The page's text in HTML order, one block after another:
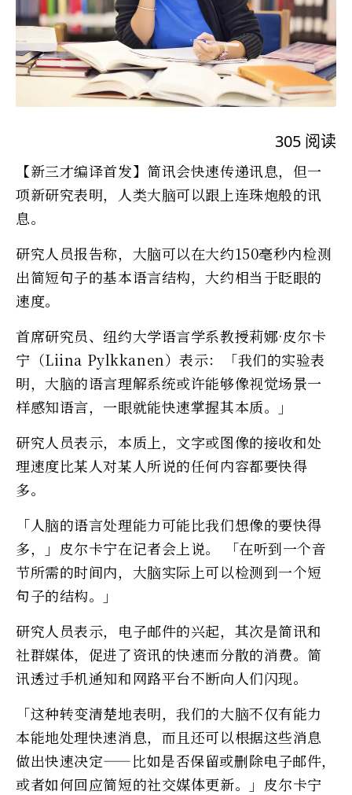
305 阅读
【新三才编译首发】简讯会快速传递讯息，但一
项新研究表明，人类大脑可以跟上连珠炮般的讯
息。
研究人员报告称，大脑可以在大约150毫秒内检测
出简短句子的基本语言结构，大约相当于眨眼的
速度。
首席研究员、纽约大学语言学系教授莉娜·皮尔卡
宁（Liina Pylkkanen）表示：「我们的实验表
明，大脑的语言理解系统或许能够像视觉场景一
样感知语言，一眼就能快速掌握其本质。」
研究人员表示，本质上，文字或图像的接收和处
理速度比某人对某人所说的任何内容都要快得
多。
「人脑的语言处理能力可能比我们想像的要快得
多，」皮尔卡宁在记者会上说。 「在听到一个音
节所需的时间内，大脑实际上可以检测到一个短
句子的结构。」
研究人员表示，电子邮件的兴起，其次是简讯和
社群媒体，促进了资讯的快速而分散的消费。简
讯透过手机通知和网路平台不断向人们闪现。
「这种转变清楚地表明，我们的大脑不仅有能力
本能地处理快速消息，而且还可以根据这些消息
做出快速决定——比如是否保留或删除电子邮件，
或者如何回应简短的社交媒体更新。」皮尔卡宁